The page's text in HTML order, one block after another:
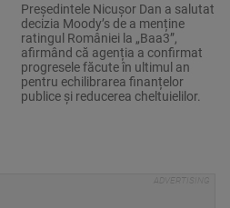
Președintele Nicușor Dan a salutat
decizia Moody’s de a menține
ratingul României la „Baa3”,
afirmând că agenția a confirmat
progresele făcute în ultimul an
pentru echilibrarea finanțelor
publice și reducerea cheltuielilor.